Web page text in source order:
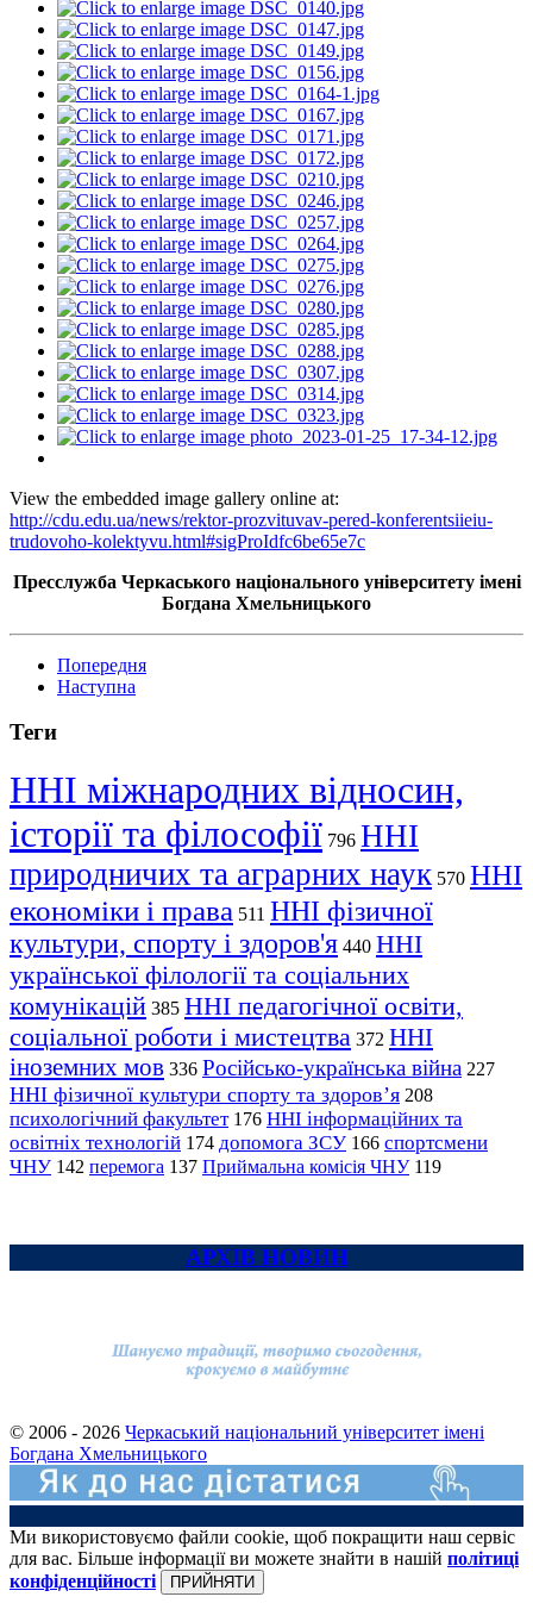
View the embedded image gallery online at:
http://cdu.edu.ua/news/rektor-prozvituvav-pered-konferentsiieiu-
trudovoho-kolektyvu.html#sigProIdfc6be65e7c
Пресслужба Черкаського національного університету імені
Богдана Хмельницького
Попередня
Наступна
Теги
ННІ міжнародних відносин,
історії та філософії 796 ННІ
природничих та аграрних наук 570 ННІ
економіки і права 511 ННІ фізичної
культури, спорту і здоров'я 440 ННІ
української філології та соціальних
комунікацій 385 ННІ педагогічної освіти,
соціальної роботи і мистецтва 372 ННІ
іноземних мов 336 Російсько-українська війна 227
ННІ фізичної культури спорту та здоров’я 208
психологічний факультет 176 ННІ інформаційних та
освітніх технологій 174 допомога ЗСУ 166 спортсмени
ЧНУ 142 перемога 137 Приймальна комісія ЧНУ 119
АРХІВ НОВИН
© 2006 - 2026 Черкаський національний університет імені
Богдана Хмельницького
Ми використовуємо файли cookie, щоб покращити наш сервіс
для вас. Більше інформації ви можете знайти в нашій політиці
конфіденційності
ПРИЙНЯТИ